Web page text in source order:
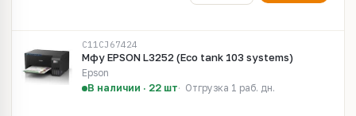
C11CJ67424
Мфу EPSON L3252 (Eco tank 103 systems)
Epson
В наличии · 22 шт
Отгрузка 1 раб. дн.